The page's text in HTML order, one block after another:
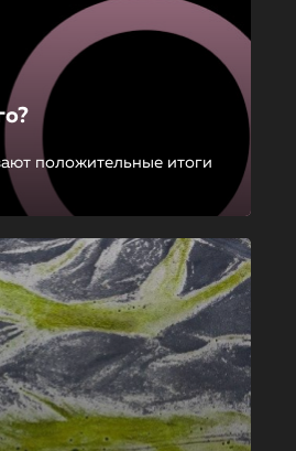
положительные итоги